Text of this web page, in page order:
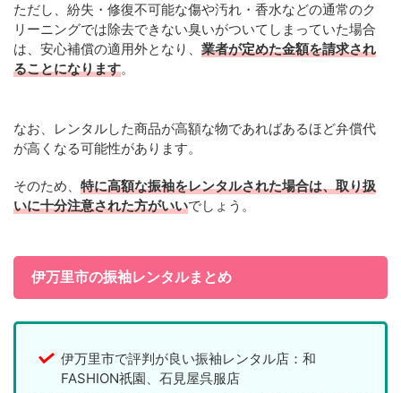
ただし、紛失・修復不可能な傷や汚れ・香水などの通常のク
リーニングでは除去できない臭いがついてしまっていた場合
は、安心補償の適用外となり、 業者が定めた金額を請求され
ることになります。
なお、レンタルした商品が高額な物であればあるほど弁償代
が高くなる可能性があります。
そのため、 特に高額な振袖をレンタルされた場合は、取り扱
いに十分注意された方がいいでしょう。
伊万里市の振袖レンタルまとめ
伊万里市で評判が良い振袖レンタル店：和
FASHION祇園、石見屋呉服店